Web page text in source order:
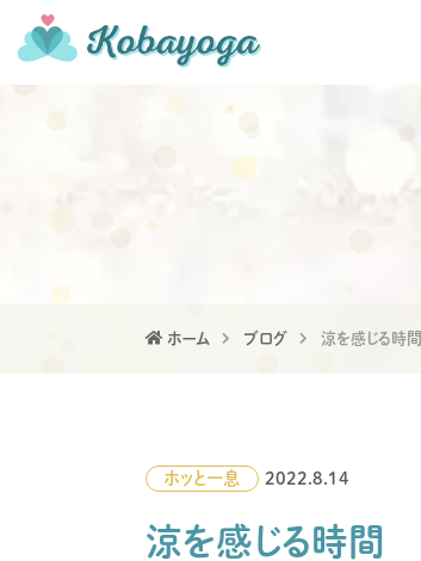
ホーム ブログ 涼を感じる時間
ホッと一息 2022.8.14
涼を感じる時間